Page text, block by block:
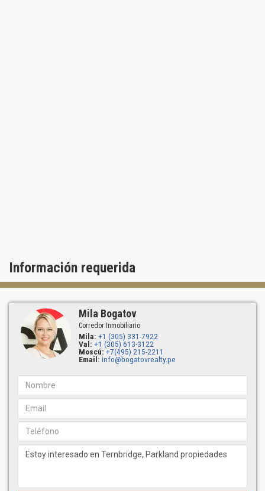
Información requerida
Mila Bogatov
Corredor Inmobiliario
Mila: +1 (305) 331-7922
Val: +1 (305) 613-3122
Moscú: +7(495) 215-2211
Email: info@bogatovrealty.pe